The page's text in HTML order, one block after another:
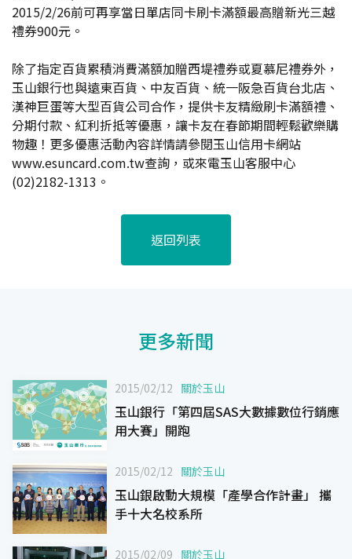
2015/2/26前可再享當日單店同卡刷卡滿額最高贈新光三越
禮券900元。
除了指定百貨累積消費滿額加贈西堤禮券或夏慕尼禮券外，
玉山銀行也與遠東百貨、中友百貨、統一阪急百貨台北店、
漢神巨蛋等大型百貨公司合作，提供卡友精緻刷卡滿額禮、
分期付款、紅利折抵等優惠，讓卡友在春節期間輕鬆歡樂購
物趣！更多優惠活動內容詳情請參閱玉山信用卡網站
www.esuncard.com.tw查詢，或來電玉山客服中心
(02)2182-1313。
返回列表
更多新聞
2015/02/12 關於玉山
玉山銀行「第四屆SAS大數據數位行銷應
用大賽」開跑
2015/02/12 關於玉山
玉山銀啟動大規模「產學合作計畫」 攜
手十大名校系所
2015/02/09 關於玉山